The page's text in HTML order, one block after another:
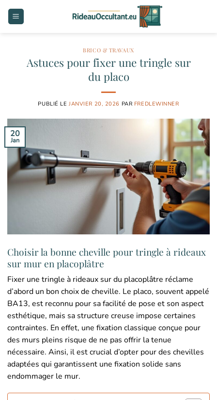
BRICO & TRAVAUX
Astuces pour fixer une tringle sur
du placo
PUBLIÉ LEJANVIER 20, 2026 PAR FREDLEWINNER
20
Jan
Choisir la bonne cheville pour tringle à rideaux
sur mur en placoplâtre
Fixer une tringle à rideaux sur du placoplâtre réclame
d’abord un bon choix de cheville. Le placo, souvent appelé
BA13, est reconnu pour sa facilité de pose et son aspect
esthétique, mais sa structure creuse impose certaines
contraintes. En effet, une fixation classique conçue pour
des murs pleins risque de ne pas offrir la tenue
nécessaire. Ainsi, il est crucial d’opter pour des chevilles
adaptées qui garantissent une fixation solide sans
endommager le mur.